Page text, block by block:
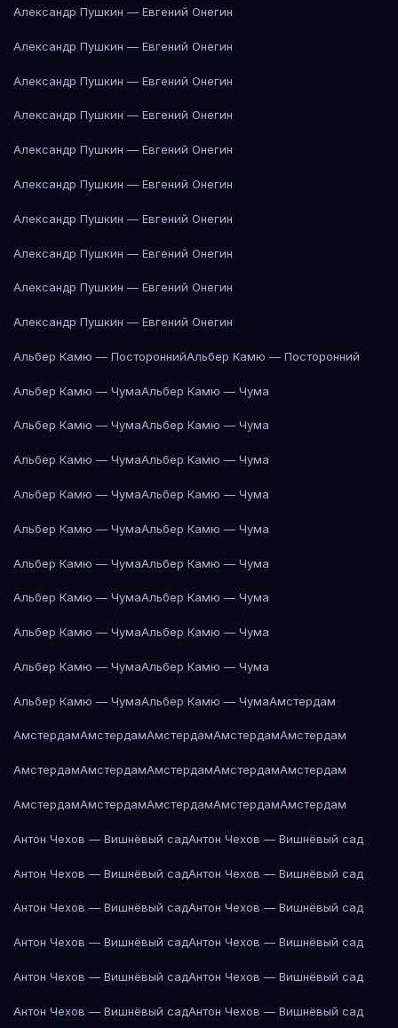
Александр Пушкин — Евгений Онегин
Александр Пушкин — Евгений Онегин
Александр Пушкин — Евгений Онегин
Александр Пушкин — Евгений Онегин
Александр Пушкин — Евгений Онегин
Александр Пушкин — Евгений Онегин
Александр Пушкин — Евгений Онегин
Александр Пушкин — Евгений Онегин
Александр Пушкин — Евгений Онегин
Александр Пушкин — Евгений Онегин
Альбер Камю — ПостороннийАльбер Камю — Посторонний
Альбер Камю — ЧумаАльбер Камю — Чума
Альбер Камю — ЧумаАльбер Камю — Чума
Альбер Камю — ЧумаАльбер Камю — Чума
Альбер Камю — ЧумаАльбер Камю — Чума
Альбер Камю — ЧумаАльбер Камю — Чума
Альбер Камю — ЧумаАльбер Камю — Чума
Альбер Камю — ЧумаАльбер Камю — Чума
Альбер Камю — ЧумаАльбер Камю — Чума
Альбер Камю — ЧумаАльбер Камю — Чума
Альбер Камю — ЧумаАльбер Камю — ЧумаАмстердам
АмстердамАмстердамАмстердамАмстердамАмстердам
АмстердамАмстердамАмстердамАмстердамАмстердам
АмстердамАмстердамАмстердамАмстердамАмстердам
Антон Чехов — Вишнёвый садАнтон Чехов — Вишнёвый сад
Антон Чехов — Вишнёвый садАнтон Чехов — Вишнёвый сад
Антон Чехов — Вишнёвый садАнтон Чехов — Вишнёвый сад
Антон Чехов — Вишнёвый садАнтон Чехов — Вишнёвый сад
Антон Чехов — Вишнёвый садАнтон Чехов — Вишнёвый сад
Антон Чехов — Вишнёвый садАнтон Чехов — Вишнёвый сад